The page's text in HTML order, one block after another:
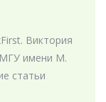
Виктория
МГУ имени М.
статьи